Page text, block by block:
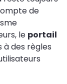
de
le portail
à des règles